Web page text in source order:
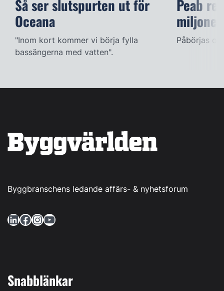
Så ser slutspurten ut för
Oceana
"Inom kort kommer vi börja fylla
bassängerna med vatten".
Peab
miljoner
Påbörjas
Byggbranschens ledande affärs- & nyhetsforum
LinkedIn Facebook InstagramYouTube
Snabblänkar